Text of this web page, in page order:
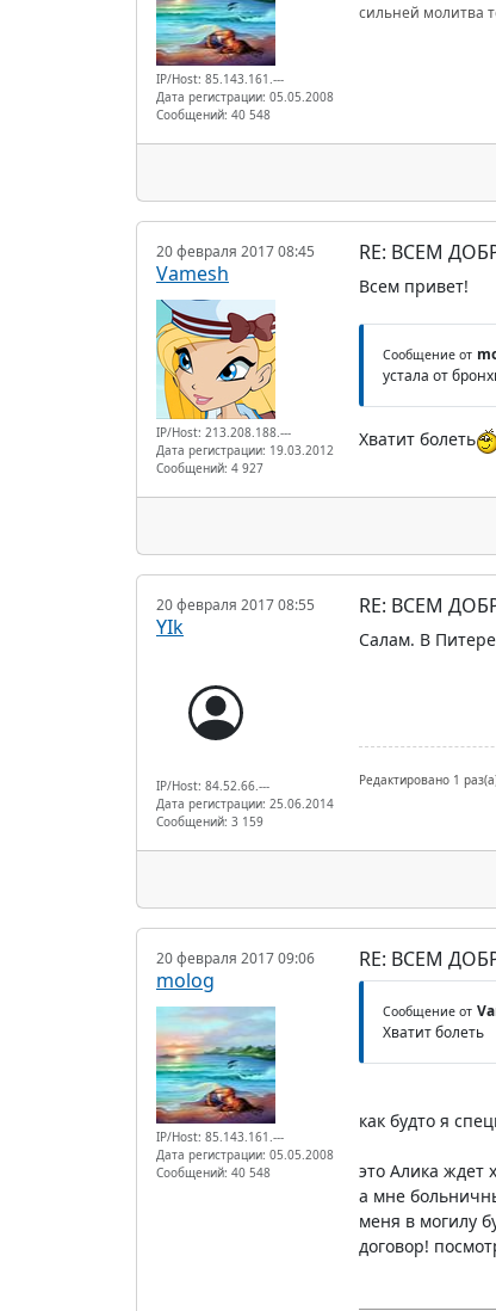
IP/Host: 85.143.161.---
Дата регистрации: 05.05.2008
Сообщений: 40 548
сильней молитва
20 февраля 2017 08:45
Vamesh
IP/Host: 213.208.188.---
Дата регистрации: 19.03.2012
Сообщений: 4 927
RE: ВСЕМ
Всем привет!
Сообщение от
устала от
Хватит болеть
20 февраля 2017 08:55
YIk
IP/Host: 84.52.66.---
Дата регистрации: 25.06.2014
Сообщений: 3 159
RE: ВСЕМ
Салам. В
Редактировано 1
20 февраля 2017 09:06
molog
IP/Host: 85.143.161.---
Дата регистрации: 05.05.2008
Сообщений: 40 548
RE: ВСЕМ
Сообщение от
Хватит болеть
как будто я
это Алика ждет
а мне
меня в могилу
договор!